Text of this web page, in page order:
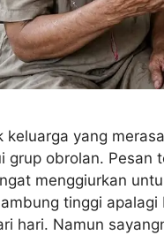
keluarga yang
grup obrolan.
menggiurkan
tinggi
hari. Namun